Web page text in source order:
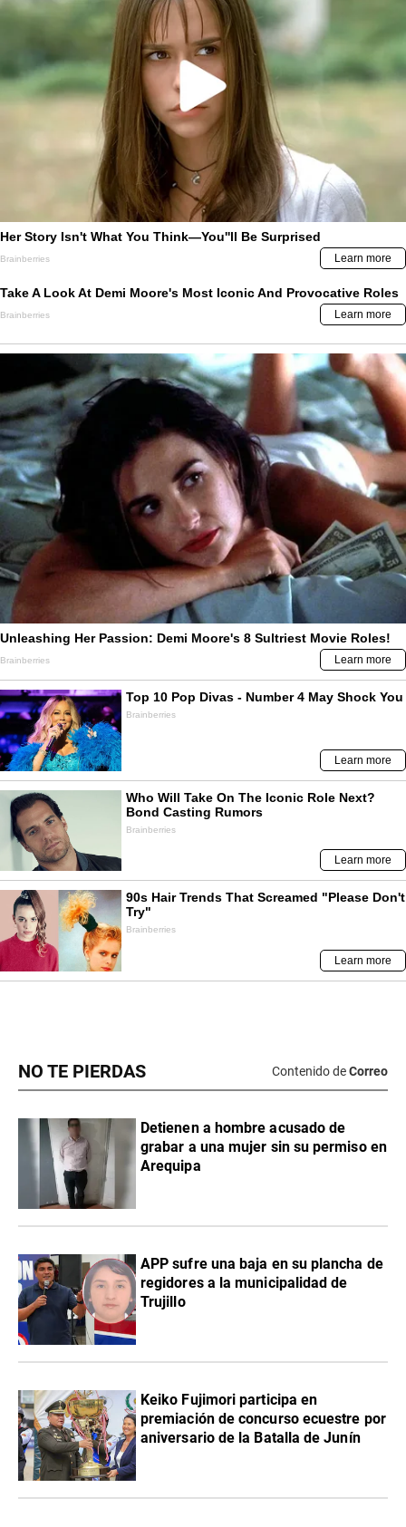
NO TE PIERDAS Contenido deCorreo
Detienen a hombre acusado de
grabar a una mujer sin su permiso en
Arequipa
APP sufre una baja en su plancha de
regidores a la municipalidad de
Trujillo
Keiko Fujimori participa en
premiación de concurso ecuestre por
aniversario de la Batalla de Junín